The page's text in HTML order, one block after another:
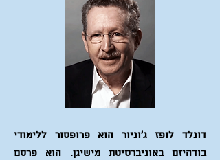
דונלד לופז ג'וניור הוא פרופסור ללימודי
בודהיזם באוניברסיטת מישיגן. הוא פרסם